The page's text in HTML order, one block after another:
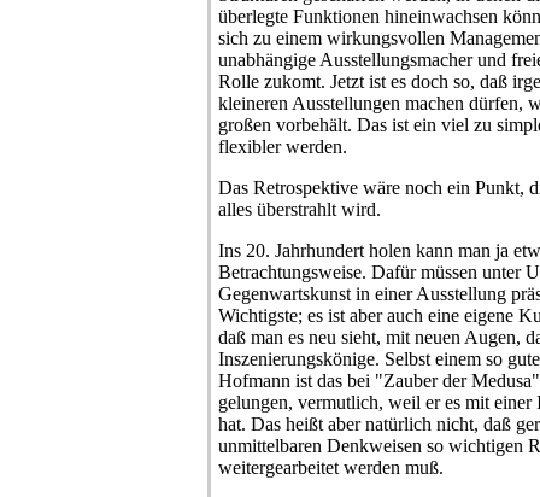
überlegte Funktionen hineinwachsen
sich zu einem wirkungsvollen
unabhängige Ausstellungsmacher und
Rolle zukomt. Jetzt ist es doch so, daß
kleineren Ausstellungen machen dürfen,
großen vorbehält. Das ist ein viel zu
flexibler werden.
Das Retrospektive wäre noch ein Punkt,
alles überstrahlt wird.
Ins 20. Jahrhundert holen kann man ja
Betrachtungsweise. Dafür müssen unter
Gegenwartskunst in einer Ausstellung
Wichtigste; es ist aber auch eine eigene
daß man es neu sieht, mit neuen Augen,
Inszenierungskönige. Selbst einem so
Hofmann ist das bei "Zauber der
gelungen, vermutlich, weil er es mit
hat. Das heißt aber natürlich nicht, daß
unmittelbaren Denkweisen so wichtigen
weitergearbeitet werden muß.